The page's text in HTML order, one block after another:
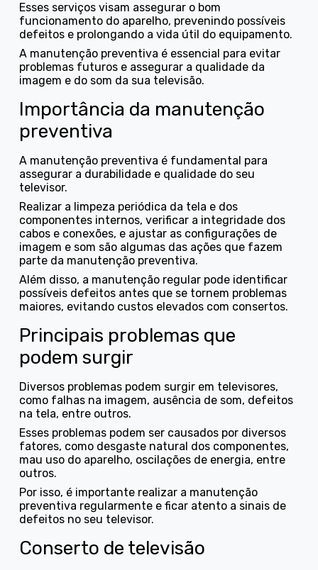
Esses serviços visam assegurar o bom
funcionamento do aparelho, prevenindo possíveis
defeitos e prolongando a vida útil do equipamento.
A manutenção preventiva é essencial para evitar
problemas futuros e assegurar a qualidade da
imagem e do som da sua televisão.
Importância da manutenção
preventiva
A manutenção preventiva é fundamental para
assegurar a durabilidade e qualidade do seu
televisor.
Realizar a limpeza periódica da tela e dos
componentes internos, verificar a integridade dos
cabos e conexões, e ajustar as configurações de
imagem e som são algumas das ações que fazem
parte da manutenção preventiva.
Além disso, a manutenção regular pode identificar
possíveis defeitos antes que se tornem problemas
maiores, evitando custos elevados com consertos.
Principais problemas que
podem surgir
Diversos problemas podem surgir em televisores,
como falhas na imagem, ausência de som, defeitos
na tela, entre outros.
Esses problemas podem ser causados por diversos
fatores, como desgaste natural dos componentes,
mau uso do aparelho, oscilações de energia, entre
outros.
Por isso, é importante realizar a manutenção
preventiva regularmente e ficar atento a sinais de
defeitos no seu televisor.
Conserto de televisão